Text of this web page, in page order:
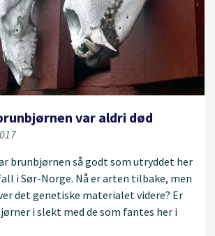
var aldri død
brunbjørnen så godt som utryddet her
i Sør-Norge. Nå er arten tilbake, men
det genetiske materialet videre? Er
i slekt med de som fantes her i